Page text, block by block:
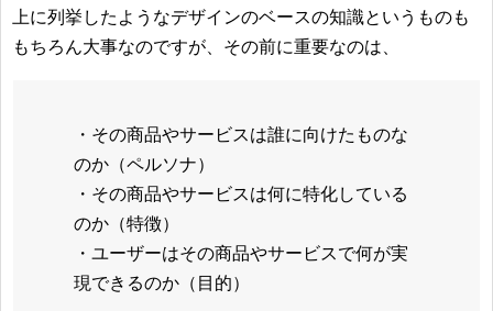
上に列挙したようなデザインのベースの知識というものも
もちろん大事なのですが、その前に重要なのは、
・その商品やサービスは誰に向けたものな
のか（ペルソナ）
・その商品やサービスは何に特化している
のか（特徴）
・ユーザーはその商品やサービスで何が実
現できるのか（目的）